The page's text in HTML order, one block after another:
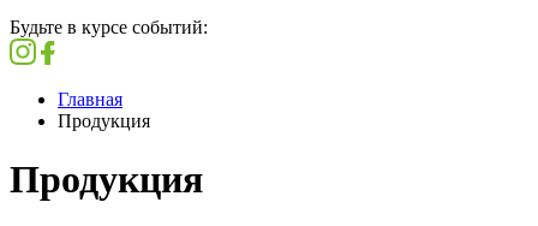
Будьте в курсе событий:
Главная
Продукция
Продукция